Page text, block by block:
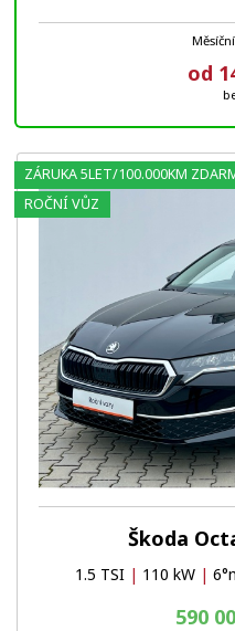
od
Škoda
1.5 TSI | 110 kW |
590
ZÁRUKA 5LET/100.000KM
ROČNÍ VŮZ